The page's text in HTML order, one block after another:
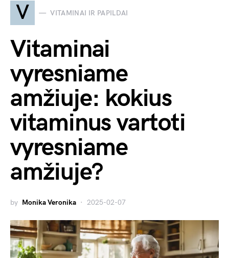
V VITAMINAI IR PAPILDAI
Vitaminai
vyresniame
amžiuje: kokius
vitaminus vartoti
vyresniame
amžiuje?
by Monika Veronika 2025-02-07